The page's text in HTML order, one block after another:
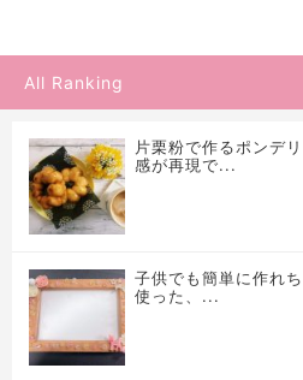
All Ranking
片栗粉で作るポンデ
感が再現で...
子供でも簡単に作れ
使った、...